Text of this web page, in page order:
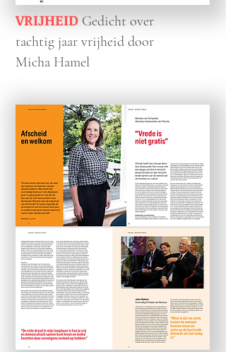
VRIJHEID Gedicht over
tachtig jaar vrijheid door
Micha Hamel